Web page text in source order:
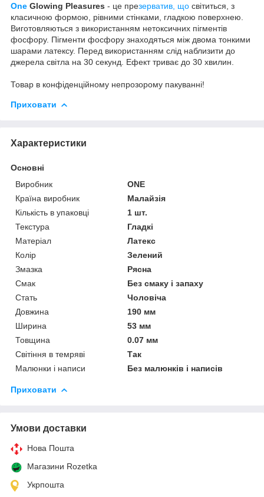
One Glowing Pleasures - це презерватив, що світиться, з
класичною формою, рівними стінками, гладкою поверхнею.
Виготовляються з використанням нетоксичних пігментів
фосфору. Пігменти фосфору знаходяться між двома тонкими
шарами латексу. Перед використанням слід наблизити до
джерела світла на 30 секунд. Ефект триває до 30 хвилин.
Товар в конфіденційному непрозорому пакуванні!
Приховати
Характеристики
Основні
Виробник
ONE
Країна виробник
Малайзія
Кількість в упаковці
1 шт.
Текстура
Гладкі
Матеріал
Латекс
Колір
Зелений
Змазка
Рясна
Смак
Без смаку і запаху
Стать
Чоловіча
Довжина
190 мм
Ширина
53 мм
Товщина
0.07 мм
Світіння в темряві
Так
Малюнки і написи
Без малюнків і написів
Приховати
Умови доставки
Нова Пошта
Магазини Rozetka
Укрпошта